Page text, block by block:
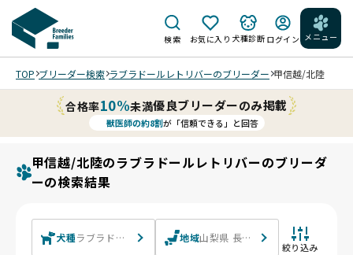
検索 お気に入り 犬種診断 ログイン メニュー
TOP ブリーダー検索 ラブラドールレトリバーのブリーダー 甲信越/北陸
合格率10%未満優良ブリーダーのみ掲載
獣医師の約8割が「信頼できる」と回答
甲信越/北陸のラブラドールレトリバーのブリーダ
ーの検索結果
犬種ラブラドールレトリバー地域山梨県 長野県 新潟県 富山県 石川
絞り込み